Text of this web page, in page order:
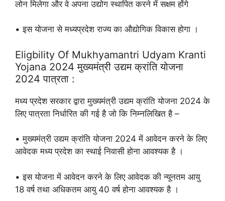
लोन मिलेगा और वे अपना उद्योग स्थापित करने में सक्षम होंगे
• इस योजना से मध्यप्रदेश राज्य का औद्योगिक विकास होगा ।
Eligbility Of Mukhyamantri Udyam Kranti
Yojana 2024 मुख्यमंत्री उद्यम क्रांति योजना
2024 पात्रता :
मध्य प्रदेश सरकार द्वारा मुख्यमंत्री उद्यम क्रांति योजना 2024 के
लिए पात्रता निर्धारित की गई है जो कि निम्नलिखित है –
• मुख्यमंत्री उद्यम क्रांति योजना 2024 में आवेदन करने के लिए
आवेदक मध्य प्रदेश का स्थाई निवासी होना आवश्यक है ।
• इस योजना में आवेदन करने के लिए आवेदक की न्यूनतम आयु
18 वर्ष तथा अधिकतम आयु 40 वर्ष होना आवश्यक है ।